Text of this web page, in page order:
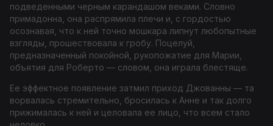
подведенными черным карандашом веками. Словно
примадонна, она распрямила плечи и, с гордостью
осознавая, что к ней точно мошкара липнут любопытные
взгляды, прошествовала к гробу. Поцелуй,
предназначенный покойной, рукопожатие для Марии,
объятия для Роберто — словом, она играла блестяще.
Ее эффектное появление затмил приход Джованны — та
ворвалась стремительно, бросилась к Анне и так долго
прижималась к ней и целовала ее лицо, что всем стало